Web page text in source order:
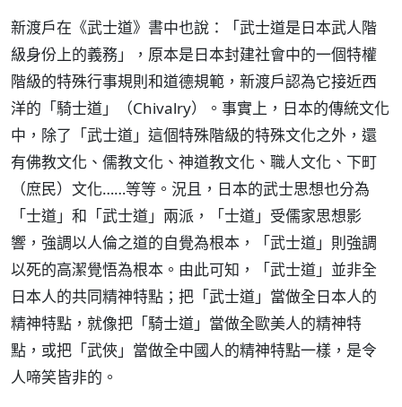
新渡戶在《武士道》書中也說：「武士道是日本武人階
級身份上的義務」，原本是日本封建社會中的一個特權
階級的特殊行事規則和道德規範，新渡戶認為它接近西
洋的「騎士道」（Chivalry）。事實上，日本的傳統文化
中，除了「武士道」這個特殊階級的特殊文化之外，還
有佛教文化、儒教文化、神道教文化、職人文化、下町
（庶民）文化……等等。況且，日本的武士思想也分為
「士道」和「武士道」兩派，「士道」受儒家思想影
響，強調以人倫之道的自覺為根本，「武士道」則強調
以死的高潔覺悟為根本。由此可知，「武士道」並非全
日本人的共同精神特點；把「武士道」當做全日本人的
精神特點，就像把「騎士道」當做全歐美人的精神特
點，或把「武俠」當做全中國人的精神特點一樣，是令
人啼笑皆非的。